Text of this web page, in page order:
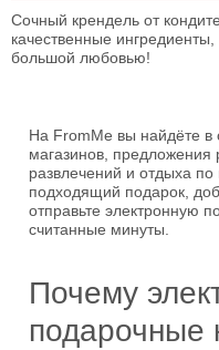
Сочный крендель от
качественные
большой любовью!
На FromMe вы найдёте
магазинов, предложения
развлечений и отдыха
подходящий подарок,
отправьте электронную
считанные минуты.
Почему
подарочные